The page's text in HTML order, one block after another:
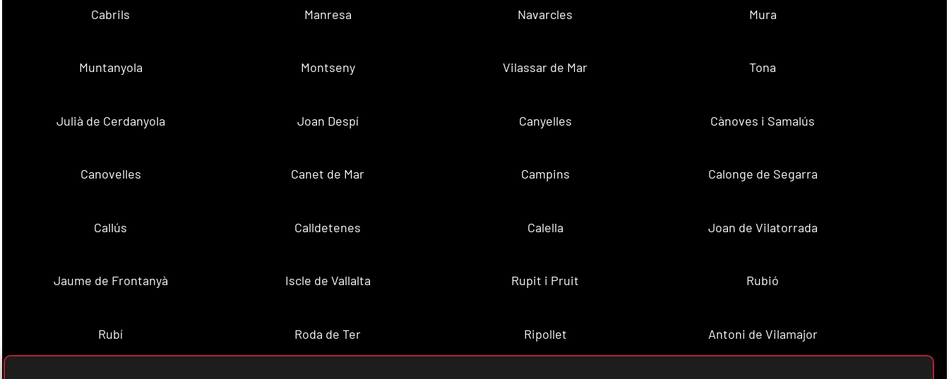
Cabrils Manresa Navarcles Mura
Muntanyola Montseny Vilassar de Mar Tona
Julià de Cerdanyola Joan Despí Canyelles Cànoves i Samalús
Canovelles Canet de Mar Campins Calonge de Segarra
Callús Calldetenes Calella Joan de Vilatorrada
Jaume de Frontanyà Iscle de Vallalta Rupit i Pruit Rubió
Rubí Roda de Ter Ripollet Antoni de Vilamajor